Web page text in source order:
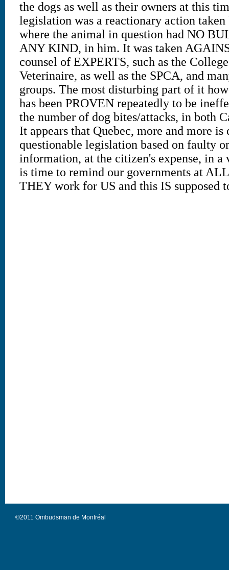
©2011 Ombudsman de Montréal